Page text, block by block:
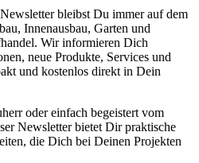
bleibst Du immer auf dem
Innenausbau, Garten und
Wir informieren Dich
neue Produkte, Services und
und kostenlos direkt in Dein
oder einfach begeistert vom
Newsletter bietet Dir praktische
die Dich bei Deinen Projekten